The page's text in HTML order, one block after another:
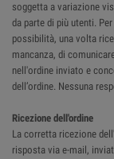
soggetta a variazione
da parte di più utenti.
possibilità, una volta
mancanza, di
nell'ordine inviato e
dell’ordine. Nessuna
Ricezione dell'ordine
La corretta ricezione
risposta via e-mail,